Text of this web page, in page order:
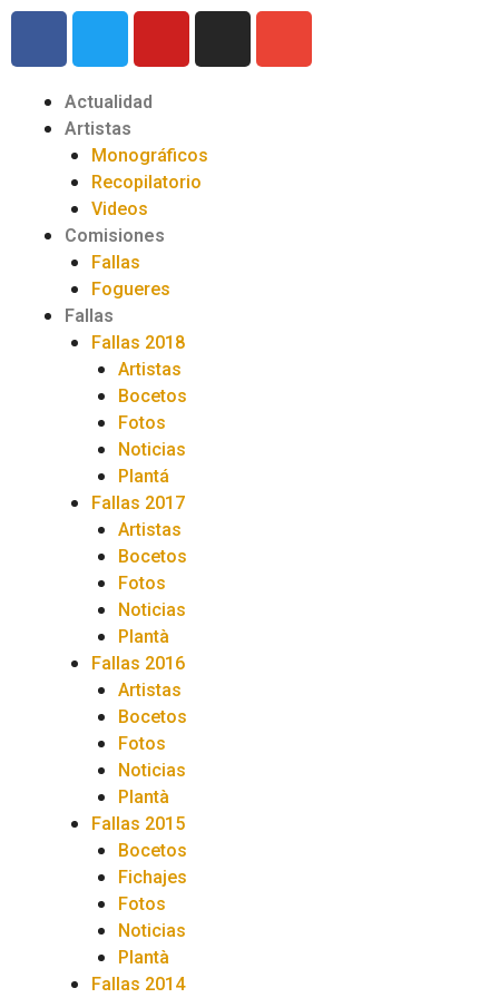
Actualidad
Artistas
Monográficos
Recopilatorio
Videos
Comisiones
Fallas
Fogueres
Fallas
Fallas 2018
Artistas
Bocetos
Fotos
Noticias
Plantá
Fallas 2017
Artistas
Bocetos
Fotos
Noticias
Plantà
Fallas 2016
Artistas
Bocetos
Fotos
Noticias
Plantà
Fallas 2015
Bocetos
Fichajes
Fotos
Noticias
Plantà
Fallas 2014